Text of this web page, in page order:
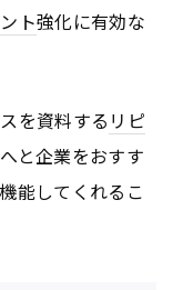
ト強化に有効な
を資料する リピ
と企業をおすす
能してくれるこ